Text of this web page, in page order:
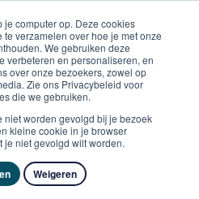
computer op. Deze cookies
verzamelen over hoe je met onze
We gebruiken deze
verbeteren en personaliseren, en
over onze bezoekers, zowel op
Zie ons Privacybeleid voor
die we gebruiken.
niet worden gevolgd bij je bezoek
kleine cookie in je browser
je niet gevolgd wilt worden.
Weigeren